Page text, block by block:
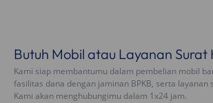
Butuh Mobil atau Layanan Surat
Kami siap membantumu dalam pembelian mobil
fasilitas dana dengan jaminan BPKB, serta layanan
Kami akan menghubungimu dalam 1x24 jam.